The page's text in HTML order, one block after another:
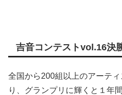
吉音コンテストvol.16決
全国から200組以上のアーテ
り、グランプリに輝くと１年